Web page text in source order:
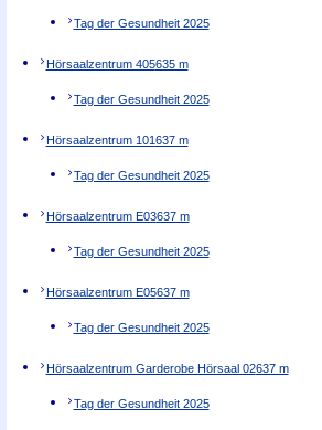
Tag der Gesundheit 2025
Hörsaalzentrum 405635 m
Tag der Gesundheit 2025
Hörsaalzentrum 101637 m
Tag der Gesundheit 2025
Hörsaalzentrum E03637 m
Tag der Gesundheit 2025
Hörsaalzentrum E05637 m
Tag der Gesundheit 2025
Hörsaalzentrum Garderobe Hörsaal 02637 m
Tag der Gesundheit 2025